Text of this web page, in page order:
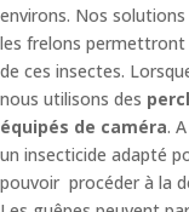
environs. Nos
les frelons permettront
de ces insectes.
nous utilisons des
équipés de caméra.
un insecticide adapté
pouvoir procéder à la